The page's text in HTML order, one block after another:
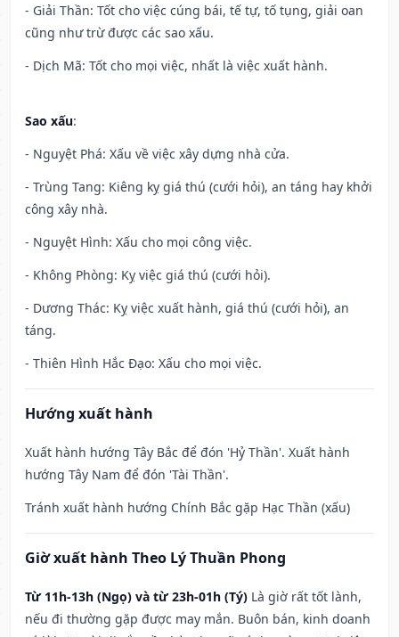
- Giải Thần: Tốt cho việc cúng bái, tế tự, tố tụng, giải oan
cũng như trừ được các sao xấu.
- Dịch Mã: Tốt cho mọi việc, nhất là việc xuất hành.
Sao xấu:
- Nguyệt Phá: Xấu về việc xây dựng nhà cửa.
- Trùng Tang: Kiêng kỵ giá thú (cưới hỏi), an táng hay khởi
công xây nhà.
- Nguyệt Hình: Xấu cho mọi công việc.
- Không Phòng: Kỵ việc giá thú (cưới hỏi).
- Dương Thác: Kỵ việc xuất hành, giá thú (cưới hỏi), an
táng.
- Thiên Hình Hắc Đạo: Xấu cho mọi việc.
Hướng xuất hành
Xuất hành hướng Tây Bắc để đón 'Hỷ Thần'. Xuất hành
hướng Tây Nam để đón 'Tài Thần'.
Tránh xuất hành hướng Chính Bắc gặp Hạc Thần (xấu)
Giờ xuất hành Theo Lý Thuần Phong
Từ 11h-13h (Ngọ) và từ 23h-01h (Tý) Là giờ rất tốt lành,
nếu đi thường gặp được may mắn. Buôn bán, kinh doanh